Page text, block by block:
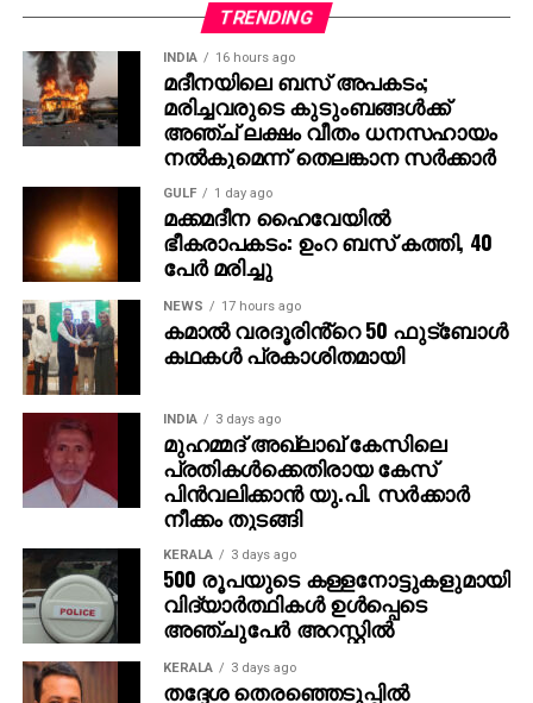
അടിച്ചതറിയുന്നത്. രണ്ടാമത്തെ ടിക്കറ്റിനും 1000 രൂപ
സമ്മാനമായി ലഭിച്ചു. ലോട്ടറി അടിച്ച വിവരം
അറിഞ്ഞപ്പോള്‍ ആദ്യം ഓര്‍ത്തത് സുഹൃത്ത്
മുകേഷിനെയായിരുന്നു. അദ്ദേഹത്തിന്റെ രണ്ട്
പെണ്‍മക്കള്‍ക്ക് 50 ലക്ഷം രൂപ വീതം ആകെ ഒരു കോടി
നല്‍കുമെന്ന് അമിത് പറഞ്ഞു. ‘ പഞ്ചാബിലേക്ക്
വരാന്‍പോലും 8,000 രൂപ കടം വാങ്ങിയിരുന്നു. അത്
ഇപ്പോള്‍ തിരിച്ചടക്കും. കോടിപതിയായെങ്കിലും ഞാന്‍
പഴയപോലെ കച്ചവടം തുടരും. ഭാര്യയുടെ ആഗ്രഹം
പോലെ സ്ഥലം വാങ്ങി വീട് പണിയും ‘ എന്നതായിരുന്നു
അമിതിന്റെ പ്രതികരണം. സാധാരണ മനുഷ്യന്റെ
മനോഹരമായ പങ്കുവെക്കലാണ് ഇപ്പോള്‍ സോഷ്യല്‍
മീഡിയയില്‍ ചര്‍ച്ചയായിരിക്കുന്നത്.
TRENDING
INDIA 16 hours ago
മദീനയിലെ ബസ് അപകടം;
മരിച്ചവരുടെ കുടുംബങ്ങള്‍ക്ക്
അഞ്ച് ലക്ഷം വീതം ധനസഹായം
നല്‍കുമെന്ന് തെലങ്കാന സര്‍ക്കാര്‍
GULF 1 day ago
മക്കമദീന ഹൈവേയില്‍
ഭീകരാപകടം: ഉംറ ബസ് കത്തി, 40
പേര്‍ മരിച്ചു
NEWS 17 hours ago
കമാൽ വരദൂരിൻ്റെ 50 ഫുട്ബോൾ
കഥകൾ പ്രകാശിതമായി
INDIA 3 days ago
മുഹമ്മദ് അഖ്‌ലാഖ് കേസിലെ
പ്രതികള്‍ക്കെതിരായ കേസ്
പിന്‍വലിക്കാന്‍ യു.പി. സര്‍ക്കാര്‍
നീക്കം തുടങ്ങി
KERALA 3 days ago
500 രൂപയുടെ കള്ളനോട്ടുകളുമായി
വിദ്യാര്‍ത്ഥികള്‍ ഉള്‍പ്പെടെ
അഞ്ചുപേര്‍ അറസ്റ്റില്‍
KERALA 3 days ago
തദ്ദേശ തെരഞ്ഞെടുപ്പില്‍